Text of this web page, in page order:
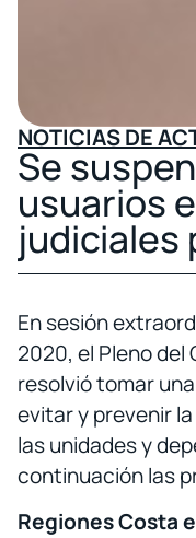
NOTICIAS DE
Se
usuarios
judiciales
En sesión
2020, el Pleno
resolvió tomar
evitar y prevenir
las unidades y
continuación las
Regiones Costa